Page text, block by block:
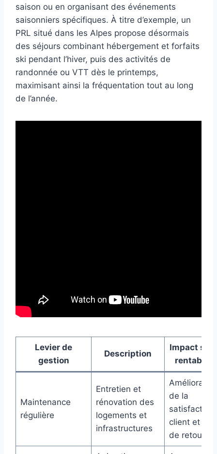
saison ou en organisant des événements
saisonniers spécifiques. À titre d’exemple, un
PRL situé dans les Alpes propose désormais
des séjours combinant hébergement et forfaits
ski pendant l’hiver, puis des activités de
randonnée ou VTT dès le printemps,
maximisant ainsi la fréquentation tout au long
de l’année.
Levier de
gestion
Description
Impact sur
rentabilité
Maintenance
régulière
Entretien et
rénovation des
logements et
infrastructures
de la
satisfaction
client et
de retour